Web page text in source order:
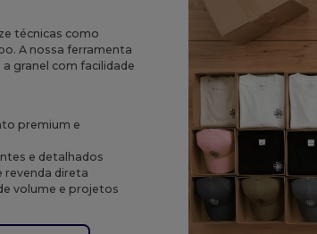
técnicas como
A nossa ferramenta
granel com facilidade
premium e
e detalhados
revenda direta
volume e projetos